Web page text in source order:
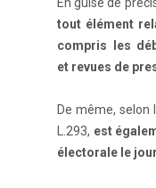
En guise de
tout élément
compris les
et revues de
De même, selon
L.293, est
électorale le